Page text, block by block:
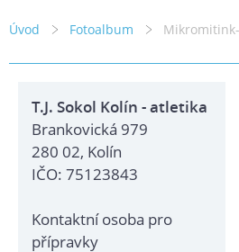
Úvod Fotoalbum
T.J. Sokol Kolín - atletika
Brankovická 979
280 02, Kolín
IČO: 75123843
Kontaktní osoba pro
přípravky